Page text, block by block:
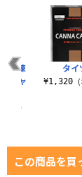
訓練
ジャ
込）
タイ
¥1,320（
この商品を買